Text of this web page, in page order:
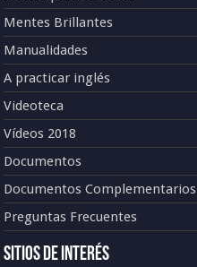
Mentes Brillantes
Manualidades
A practicar inglés
Videoteca
Vídeos 2018
Documentos
Documentos Complementarios
Preguntas Frecuentes
Sitios de Interés